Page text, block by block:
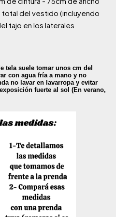
total del vestido (incluyendo
tajo en los laterales
tela suele tomar unos cm del
con agua fría a mano y no
no lavar en lavarropa y evitar
fuerte al sol (En verano,